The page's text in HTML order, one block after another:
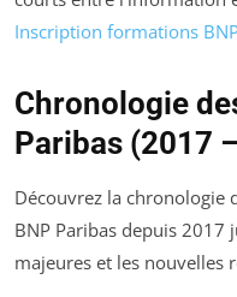
Inscription formations
Chronologie
Paribas (2017
Découvrez la chronologie
BNP Paribas depuis 2017
majeures et les nouvelles